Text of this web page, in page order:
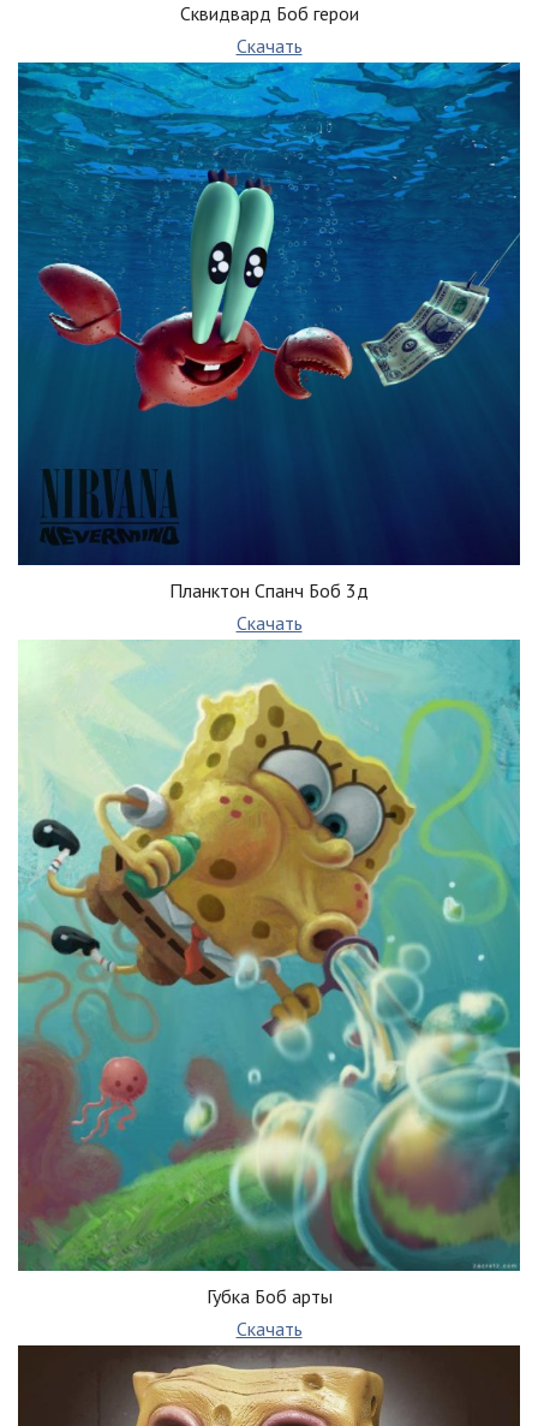
Сквидвард Боб герои
Скачать
Планктон Спанч Боб 3д
Скачать
Губка Боб арты
Скачать